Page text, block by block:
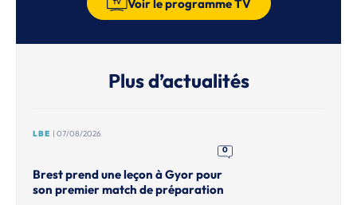
Voir le programme TV
Plus d’actualités
LBE | 07/08/2026
0
Brest prend une leçon à Gyor pour
son premier match de préparation